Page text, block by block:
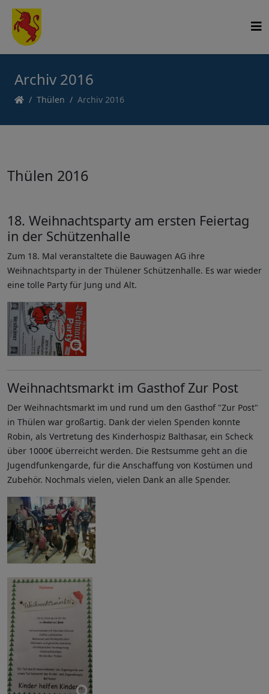
Archiv 2016
Thülen Archiv 2016
Thülen 2016
18. Weihnachtsparty am ersten Feiertag
in der Schützenhalle
Zum 18. Mal veranstaltete die Bauwagen AG ihre
Weihnachtsparty in der Thülener Schützenhalle. Es war wieder
eine tolle Party für Jung und Alt.
Weihnachtsmarkt im Gasthof Zur Post
Der Weihnachtsmarkt im und rund um den Gasthof "Zur Post"
in Thülen war großartig. Dank der vielen Spenden konnte
Robin, als Vertretung des Kinderhospiz Balthasar, ein Scheck
über 1000€ überreicht werden. Die Restsumme geht an die
Jugendfunkengarde, für die Anschaffung von Kostümen und
Zubehör. Nochmals vielen, vielen Dank an alle Spender.